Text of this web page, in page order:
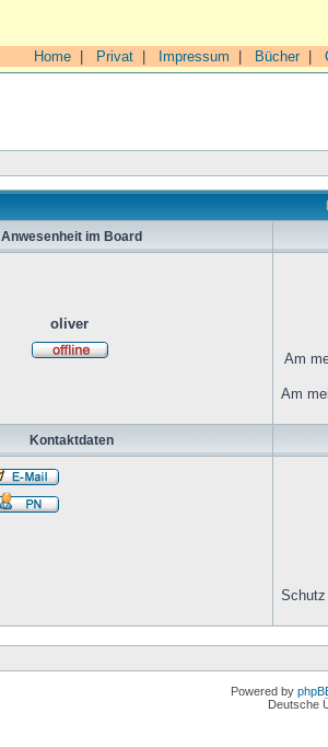
Home Privat Impressum Bücher|
Anwesenheit im Board
oliver
Am
Am
Kontaktdaten
Schutz
Powered by
Deutsche